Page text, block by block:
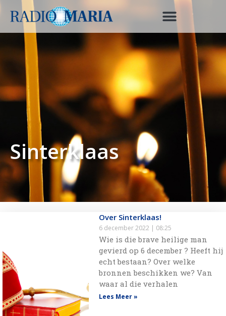
Sinterklaas
Over Sinterklaas!
6 december 2022 08:25
Wie is die brave heilige man
gevierd op 6 december ? Heeft hij
echt bestaan? Over welke
bronnen beschikken we? Van
waar al die verhalen
Lees Meer »